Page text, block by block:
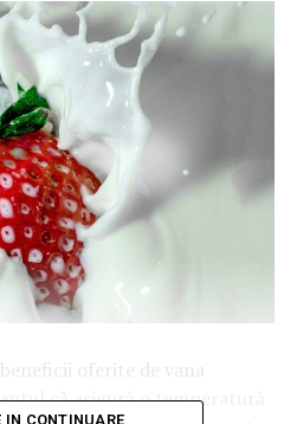
oferite de vana
că asigură o temperatură
IN CONTINUARE